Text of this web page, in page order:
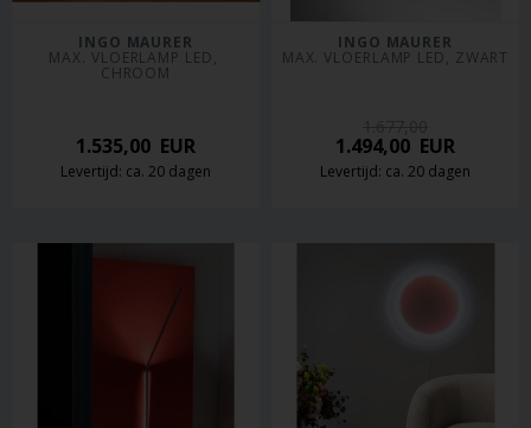
INGO MAURER
MAX. VLOERLAMP LED,
CHROOM
1.535,00 EUR
Levertijd: ca. 20 dagen
INGO MAURER
MAX. VLOERLAMP LED, ZWART
1.494,00 EUR
Levertijd: ca. 20 dagen